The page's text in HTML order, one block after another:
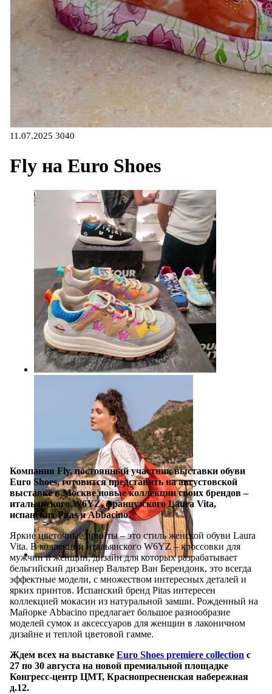
11.07.2025 3040
Fly на Euro Shoes
Компания Fly, постоянный участник выставки обуви
Euro Shoes, готовится представить на августовской
выставке в Москве новые коллекции своих брендов –
итальянского W6YZ, французского Laura Vita,
испанских Pitas и Abbacino.
Яркие цветочные принты – это стиль женской обуви Laura
Vita. В коллекции итальянского W6YZ – кроссовки для
мужчин и женщин, дизайн для которых разрабатывает
бельгийский дизайнер Вальтер Ван Берендонк, это всегда
эффектные модели, с множеством интересных деталей и
ярких принтов. Испанский бренд Pitas интересен
коллекцией мокасин из натуральной замши. Рожденный на
Майорке Abbacino предлагает большое разнообразие
моделей сумок и аксессуаров для женщин в лаконичном
дизайне и теплой цветовой гамме.
Ждем всех на выставке Euro Shoes premiere collection с
27 по 30 августа на новой премиальной площадке
Конгресс-центр ЦМТ, Краснопресненская набережная
д.12.